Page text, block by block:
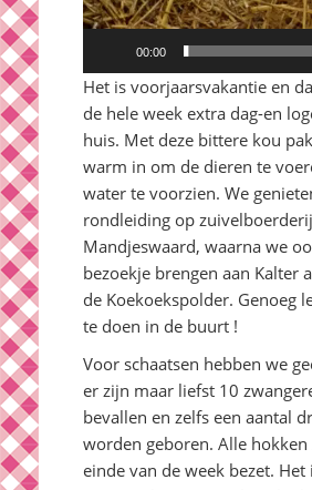
00:00
Het is voorjaarsvakantie en
de hele week extra dag-en
huis. Met deze bittere kou
warm in om de dieren te
water te voorzien. We
rondleiding op
Mandjeswaard, waarna we
bezoekje brengen aan Kalter
de Koekoekspolder. Genoeg
te doen in de buurt !
Voor schaatsen hebben we
er zijn maar liefst 10
bevallen en zelfs een aantal
worden geboren. Alle
einde van de week bezet.